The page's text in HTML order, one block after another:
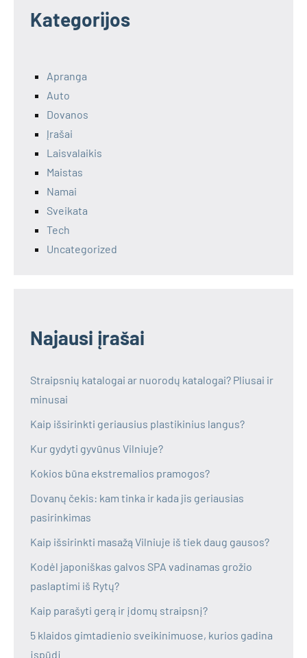
Kategorijos
Apranga
Auto
Dovanos
Įrašai
Laisvalaikis
Maistas
Namai
Sveikata
Tech
Uncategorized
Najausi įrašai
Straipsnių katalogai ar nuorodų katalogai? Pliusai ir
minusai
Kaip išsirinkti geriausius plastikinius langus?
Kur gydyti gyvūnus Vilniuje?
Kokios būna ekstremalios pramogos?
Dovanų čekis: kam tinka ir kada jis geriausias
pasirinkimas
Kaip išsirinkti masažą Vilniuje iš tiek daug gausos?
Kodėl japoniškas galvos SPA vadinamas grožio
paslaptimi iš Rytų?
Kaip parašyti gerą ir įdomų straipsnį?
5 klaidos gimtadienio sveikinimuose, kurios gadina
įspūdį